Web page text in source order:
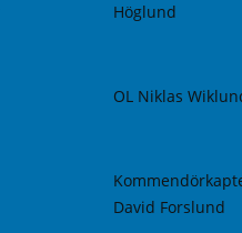
Höglund
OL Niklas
David Forslund